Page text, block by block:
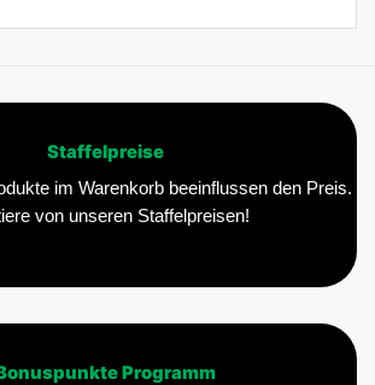
Staffelpreise
im Warenkorb beeinflussen den Preis.
von unseren Staffelpreisen!
Programm